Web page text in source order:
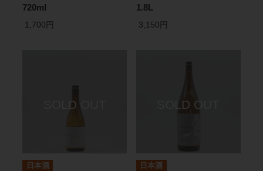
720ml
1,700円
1.8L
3,150円
日本酒 日本酒